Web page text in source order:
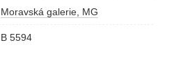
Moravská galerie, MG
B 5594